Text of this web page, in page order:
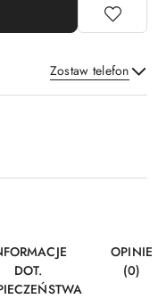
Zostaw telefon
DOT.
OPINIE
(0)